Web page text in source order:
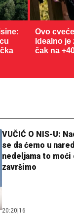
Ovo
Idealno
čak na
VUČIĆ O NIS-U:
se da ćemo u
nedeljama to moći
završimo
20:20 16